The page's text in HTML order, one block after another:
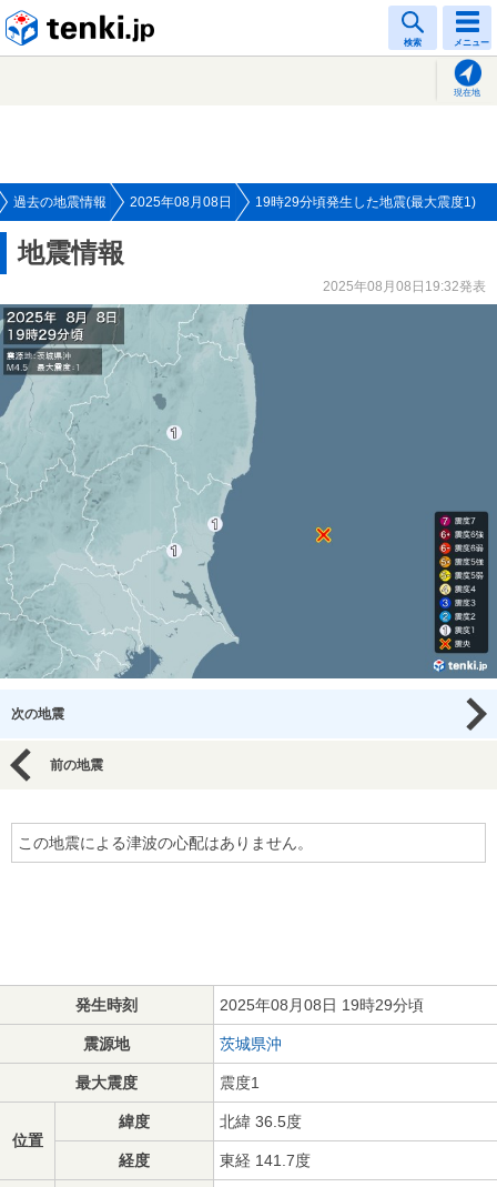
検索 メニュー
現在地
過去の地震情報 2025年08月08日 19時29分頃発生した地震(最大震度1)
地震情報
2025年08月08日19:32発表
次の地震
前の地震
この地震による津波の心配はありません。
発生時刻 2025年08月08日 19時29分頃
震源地 茨城県沖
最大震度 震度1
位置
緯度 北緯 36.5度
経度 東経 141.7度